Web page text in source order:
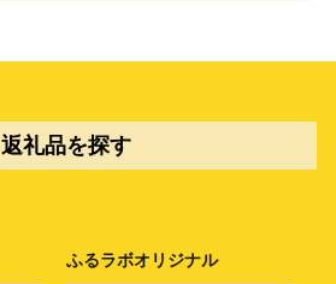
返礼品を探す
ふるラボオリジナル